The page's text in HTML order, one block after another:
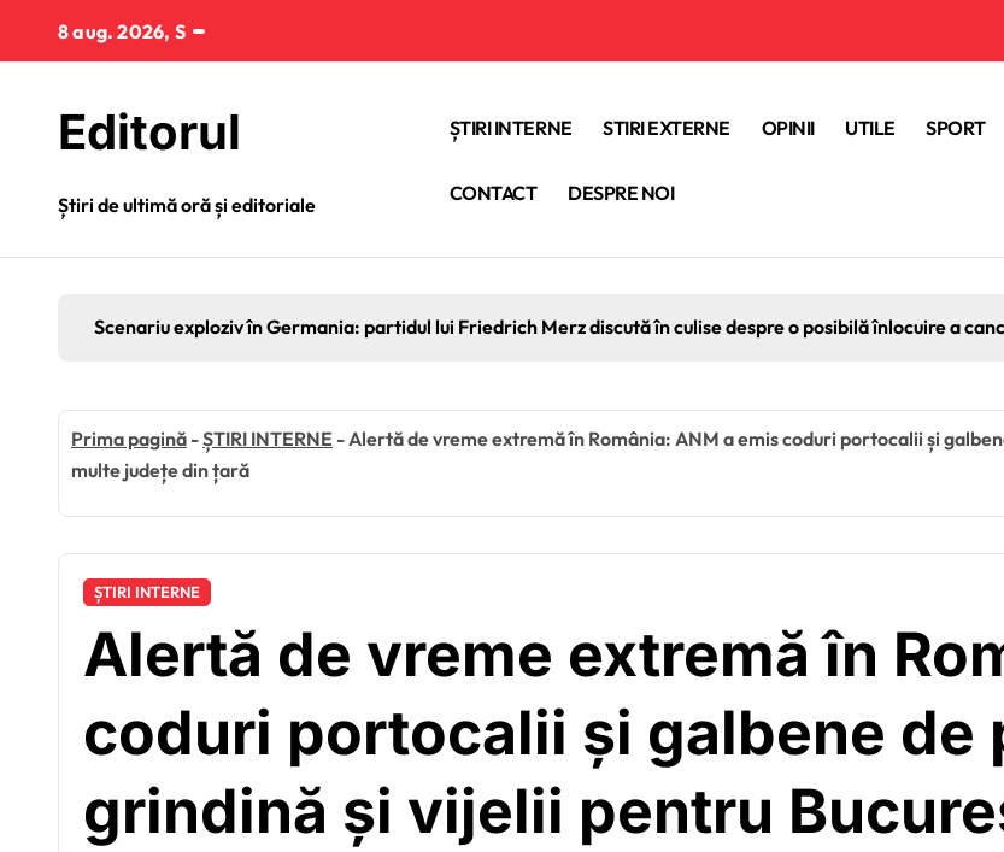
conținut
8 aug. 2026, S
Editorul
Știri de ultimă oră și editoriale
ȘTIRI INTERNE STIRI EXTERNE OPINII UTILE SPORT
CONTACT DESPRE NOI
Scenariu exploziv în Germania: partidul lui Friedrich Merz discută în culise despre o posibilă înlocuire a
Prima pagină -ȘTIRI INTERNE -Alertă de vreme extremă în România: ANM a emis coduri portocalii și
multe județe din țară
ȘTIRI INTERNE
Alertă de vreme extremă în
coduri portocalii și galbene de
grindină și vijelii pentru